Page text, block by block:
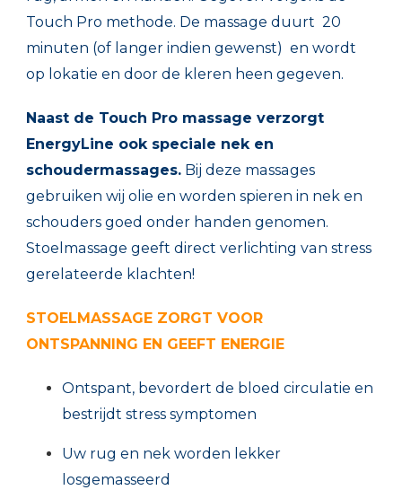
Touch Pro methode. De massage duurt 20
minuten (of langer indien gewenst) en wordt
op lokatie en door de kleren heen gegeven.
Naast de Touch Pro massage verzorgt
EnergyLine ook speciale nek en
schoudermassages. Bij deze massages
gebruiken wij olie en worden spieren in nek en
schouders goed onder handen genomen.
Stoelmassage geeft direct verlichting van stress
gerelateerde klachten!
STOELMASSAGE ZORGT VOOR
ONTSPANNING EN GEEFT ENERGIE
Ontspant, bevordert de bloed circulatie en
bestrijdt stress symptomen
Uw rug en nek worden lekker
losgemasseerd